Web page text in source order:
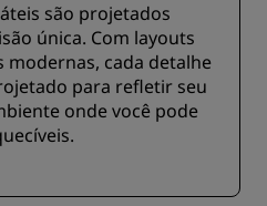
são projetados
única. Com layouts
modernas, cada detalhe
para refletir seu
onde você pode